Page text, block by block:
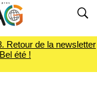
Retour de la newsletter
été !